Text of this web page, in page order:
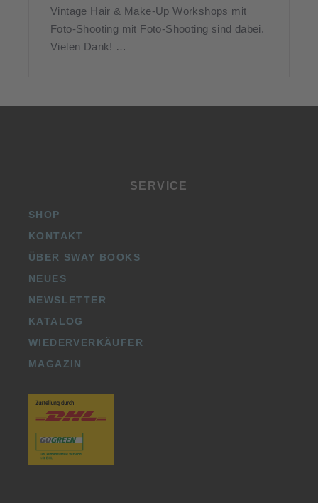
Vintage Hair & Make-Up Workshops mit
Foto-Shooting mit Foto-Shooting sind dabei.
Vielen Dank! …
SERVICE
SHOP
KONTAKT
ÜBER SWAY BOOKS
NEUES
NEWSLETTER
KATALOG
WIEDERVERKÄUFER
MAGAZIN